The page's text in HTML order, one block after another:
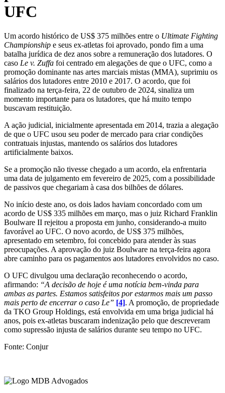
UFC
Um acordo histórico de US$ 375 milhões entre o Ultimate Fighting
Championship e seus ex-atletas foi aprovado, pondo fim a uma
batalha jurídica de dez anos sobre a remuneração dos lutadores. O
caso Le v. Zuffa foi centrado em alegações de que o UFC, como a
promoção dominante nas artes marciais mistas (MMA), suprimiu os
salários dos lutadores entre 2010 e 2017. O acordo, que foi
finalizado na terça-feira, 22 de outubro de 2024, sinaliza um
momento importante para os lutadores, que há muito tempo
buscavam restituição.
A ação judicial, inicialmente apresentada em 2014, trazia a alegação
de que o UFC usou seu poder de mercado para criar condições
contratuais injustas, mantendo os salários dos lutadores
artificialmente baixos.
Se a promoção não tivesse chegado a um acordo, ela enfrentaria
uma data de julgamento em fevereiro de 2025, com a possibilidade
de passivos que chegariam à casa dos bilhões de dólares.
No início deste ano, os dois lados haviam concordado com um
acordo de US$ 335 milhões em março, mas o juiz Richard Franklin
Boulware II rejeitou a proposta em junho, considerando-a muito
favorável ao UFC. O novo acordo, de US$ 375 milhões,
apresentado em setembro, foi concebido para atender às suas
preocupações. A aprovação do juiz Boulware na terça-feira agora
abre caminho para os pagamentos aos lutadores envolvidos no caso.
O UFC divulgou uma declaração reconhecendo o acordo,
afirmando: “A decisão de hoje é uma notícia bem-vinda para
ambas as partes. Estamos satisfeitos por estarmos mais um passo
mais perto de encerrar o caso Le” [4]. A promoção, de propriedade
da TKO Group Holdings, está envolvida em uma briga judicial há
anos, pois ex-atletas buscaram indenização pelo que descreveram
como supressão injusta de salários durante seu tempo no UFC.
Fonte: Conjur